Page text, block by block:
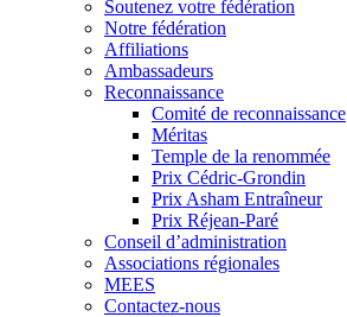
Soutenez votre fédération
Notre fédération
Affiliations
Ambassadeurs
Reconnaissance
Comité de reconnaissance
Méritas
Temple de la renommée
Prix Cédric-Grondin
Prix Asham Entraîneur
Prix Réjean-Paré
Conseil d’administration
Associations régionales
MEES
Contactez-nous